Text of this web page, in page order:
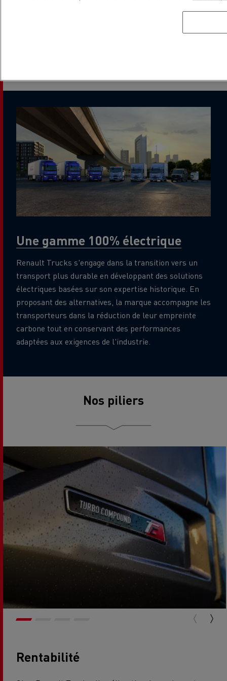
Une gamme 100% électrique
Renault Trucks s'engage dans la transition vers un
transport plus durable en développant des solutions
électriques basées sur son expertise historique. En
proposant des alternatives, la marque accompagne les
transporteurs dans la réduction de leur empreinte
carbone tout en conservant des performances
adaptées aux exigences de l'industrie.
Nos piliers
Rentabilité